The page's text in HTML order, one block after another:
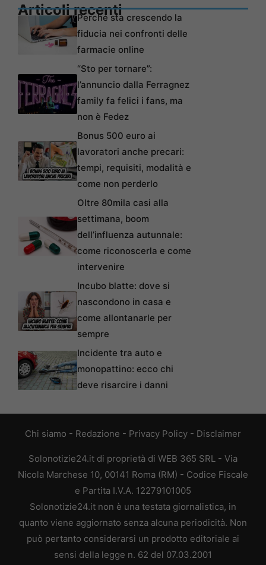
Articoli recentiPerché sta crescendo la
fiducia nei confronti delle
farmacie online
“Sto per tornare”:
l’annuncio dalla Ferragnez
family fa felici i fans, ma
non è Fedez
Bonus 500 euro ai
lavoratori anche precari:
tempi, requisiti, modalità e
come non perderlo
Oltre 80mila casi alla
settimana, boom
dell’influenza autunnale:
come riconoscerla e come
intervenire
Incubo blatte: dove si
nascondono in casa e
come allontanarle per
sempre
Incidente tra auto e
monopattino: ecco chi
deve risarcire i danni
Chi siamo - Redazione - Privacy Policy - Disclaimer
Solonotizie24.it di proprietà di WEB 365 SRL - Via
Nicola Marchese 10, 00141 Roma (RM) - Codice Fiscale
e Partita I.V.A. 12279101005
Solonotizie24.it non è una testata giornalistica, in
quanto viene aggiornato senza alcuna periodicità. Non
può pertanto considerarsi un prodotto editoriale ai
sensi della legge n. 62 del 07.03.2001